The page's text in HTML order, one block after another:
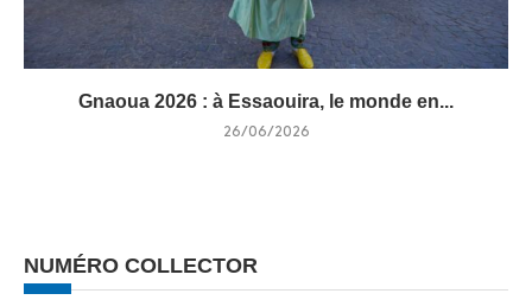
Gnaoua 2026 : à Essaouira, le monde en...
26/06/2026
NUMÉRO COLLECTOR